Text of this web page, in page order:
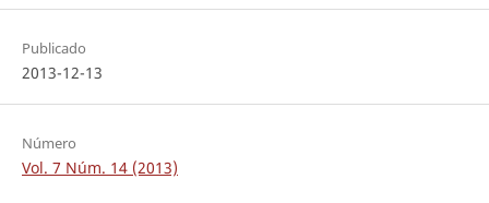
Publicado
2013-12-13
Número
Vol. 7 Núm. 14 (2013)